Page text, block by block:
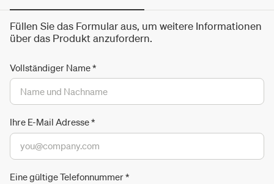
Füllen Sie das Formular aus, um weitere Informationen
über das Produkt anzufordern.
Vollständiger Name*
Ihre E-Mail Adresse*
Eine gültige Telefonnummer*